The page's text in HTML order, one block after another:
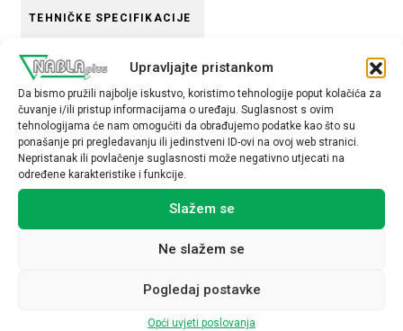
Upravljajte pristankom
Da bismo pružili najbolje iskustvo, koristimo tehnologije poput kolačića za
čuvanje i/ili pristup informacijama o uređaju. Suglasnost s ovim
tehnologijama će nam omogućiti da obrađujemo podatke kao što su
ponašanje pri pregledavanju ili jedinstveni ID-ovi na ovoj web stranici.
Nepristanak ili povlačenje suglasnosti može negativno utjecati na
određene karakteristike i funkcije.
Slažem se
Ne slažem se
Pogledaj postavke
Opći uvjeti poslovanja
TEHNIČKE SPECIFIKACIJE
Boja
Zelena
Tip opreme
glava preklopke